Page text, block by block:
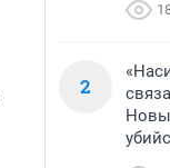
2